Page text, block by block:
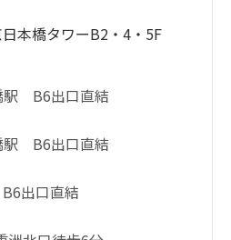
本橋タワーB2・4・5F
駅 B6出口直結
駅 B6出口直結
出口直結